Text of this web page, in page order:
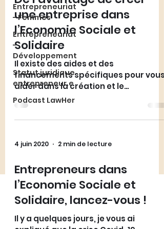
Entrepreneuriat
- Femmes
Entrepreneuriat
-
Développement
Statut juridique
entrepreneur.e
Podcast LawHer
une entreprise dans
l’Economie Sociale et
Solidaire
Il existe des aides et des
financements spécifiques pour vous
aider dans la création et le
développement de votre entreprise
ESS
4 juin 2020 2 min de lecture
Entrepreneurs dans
l’Economie Sociale et
Solidaire, lancez-vous !
Il y a quelques jours, je vous ai